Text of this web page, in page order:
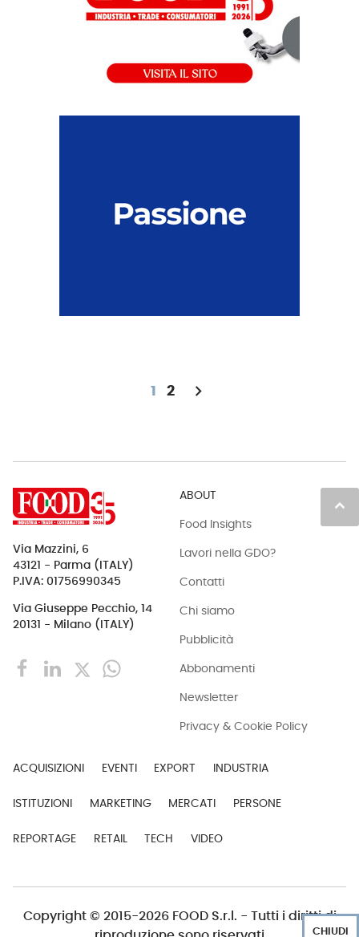
1 2 chevron_right
keyboard_arrow_up
Via Mazzini, 6
43121 - Parma (ITALY)
P.IVA: 01756990345
Via Giuseppe Pecchio, 14
20131 - Milano (ITALY)
ABOUT
Food Insights
Lavori nella GDO?
Contatti
Chi siamo
Pubblicità
Abbonamenti
Newsletter
Privacy & Cookie Policy
ACQUISIZIONI EVENTI EXPORT INDUSTRIA
ISTITUZIONI MARKETING MERCATI PERSONE
REPORTAGE RETAIL TECH VIDEO
Copyright © 2015-2026 FOOD S.r.l. - Tutti i diritti di
CHIUDI